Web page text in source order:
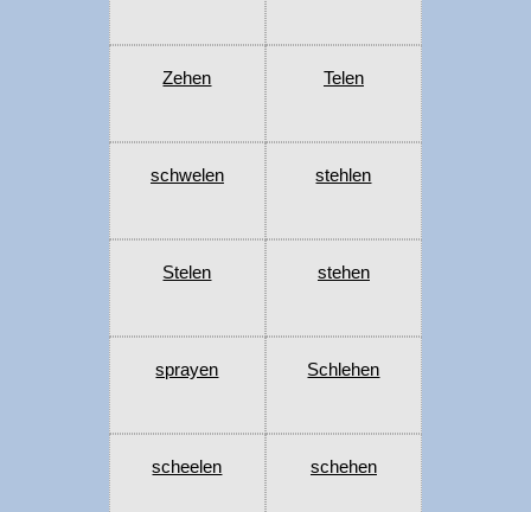
Zehen Telen
schwelen stehlen
Stelen stehen
sprayen Schlehen
scheelen schehen